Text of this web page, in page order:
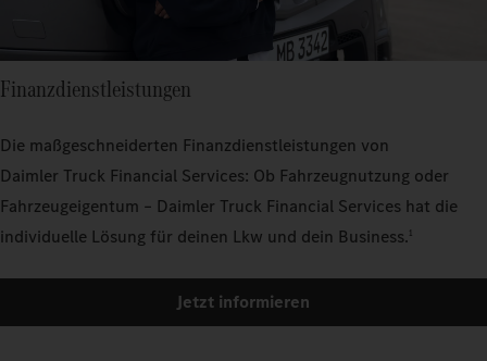
Finanzdienstleistungen
Die maßgeschneiderten Finanzdienstleistungen von
Daimler Truck Financial Services: Ob Fahrzeugnutzung oder
Fahrzeugeigentum – Daimler Truck Financial Services hat die
individuelle Lösung für deinen Lkw und dein Business.1
Jetzt informieren